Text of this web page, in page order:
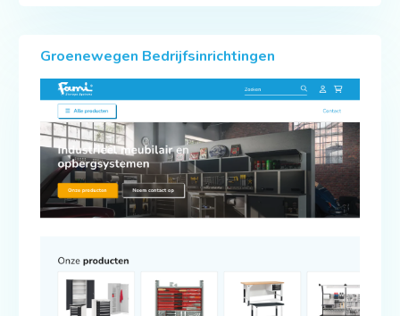
Groenewegen Bedrijfsinrichtingen